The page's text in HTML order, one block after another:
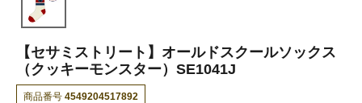
【セサミストリート】オールドスクールソックス
（クッキーモンスター）SE1041J
商品番号 4549204517892